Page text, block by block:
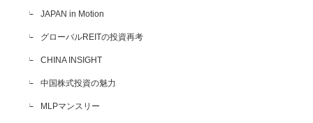
JAPAN in Motion
グローバルREITの投資再考
CHINA INSIGHT
中国株式投資の魅力
MLPマンスリー